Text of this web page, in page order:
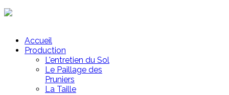
Accueil
Production
L'entretien du Sol
Le Paillage des
Pruniers
La Taille